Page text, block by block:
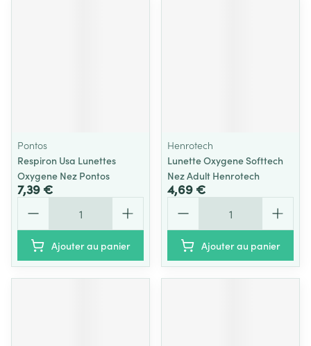
Pontos
Respiron Usa Lunettes
Oxygene Nez Pontos
7,39 €
Ajouter au panier
Henrotech
Lunette Oxygene Softtech
Nez Adult Henrotech
4,69 €
Ajouter au panier